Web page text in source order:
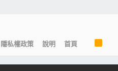
隱私權政策 說明 首頁
R
S
S